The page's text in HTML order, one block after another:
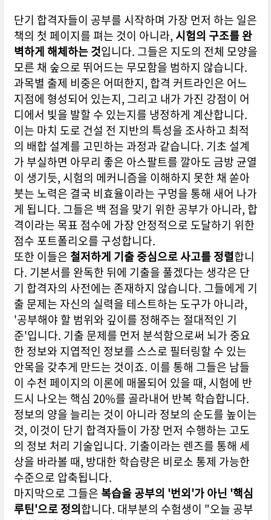
단기 합격자들이 공부를 시작하며 가장 먼저 하는 일은
책의 첫 페이지를 펴는 것이 아니라,시험의 구조를 완
벽하게 해체하는 것입니다. 그들은 지도의 전체 모양을
모른 채 숲으로 뛰어드는 무모함을 범하지 않습니다.
과목별 출제 비중은 어떠한지, 합격 커트라인은 어느
지점에 형성되어 있는지, 그리고 내가 가진 강점이 어
디에서 빛을 발할 수 있는지를 냉정하게 계산합니다.
이는 마치 도로 건설 전 지반의 특성을 조사하고 최적
의 배합 설계를 고민하는 과정과 같습니다. 기초 설계
가 부실하면 아무리 좋은 아스팔트를 깔아도 금방 균열
이 생기듯, 시험의 메커니즘을 이해하지 못한 채 쏟아
붓는 노력은 결국 비효율이라는 구멍을 통해 새어 나가
게 됩니다. 그들은 백 점을 맞기 위한 공부가 아니라, 합
격이라는 목표 점수에 가장 안정적으로 도달하기 위한
점수 포트폴리오를 구성합니다.
또한 이들은 철저하게 기출 중심으로 사고를 정렬합니
다. 기본서를 완독한 뒤에 기출을 풀겠다는 생각은 단
기 합격자의 사전에는 존재하지 않습니다. 그들에게 기
출 문제는 자신의 실력을 테스트하는 도구가 아니라,
'공부해야 할 범위와 깊이를 정해주는 절대적인 기
준'입니다. 기출 문제를 먼저 분석함으로써 뇌가 중요
한 정보와 지엽적인 정보를 스스로 필터링할 수 있는
안목을 갖추게 만드는 것이죠. 이를 통해 그들은 남들
이 수천 페이지의 이론에 매몰되어 있을 때, 시험에 반
드시 나오는 핵심 20%를 골라내어 반복 학습합니다.
정보의 양을 늘리는 것이 아니라 정보의 순도를 높이는
것, 이것이 단기 합격자들이 가장 먼저 수행하는 고도
의 정보 처리 기술입니다. 기출이라는 렌즈를 통해 세
상을 바라볼 때, 방대한 학습량은 비로소 통제 가능한
수준으로 압축됩니다.
마지막으로 그들은 복습을 공부의 '번외'가 아닌 '핵심
루틴'으로 정의합니다. 대부분의 수험생이 "오늘 공부